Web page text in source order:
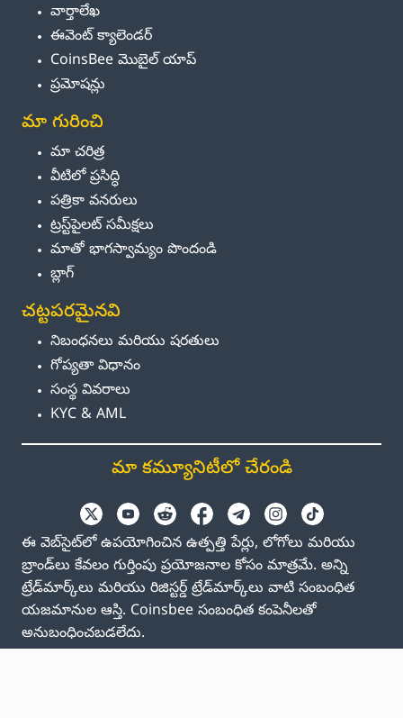
వార్తాలేఖ
ఈవెంట్ క్యాలెండర్
CoinsBee మొబైల్ యాప్
ప్రమోషన్లు
మా గురించి
మా చరిత్ర
వీటిలో ప్రసిద్ధి
పత్రికా వనరులు
ట్రస్ట్‌పైలట్ సమీక్షలు
మాతో భాగస్వామ్యం పొందండి
బ్లాగ్
చట్టపరమైనవి
నిబంధనలు మరియు షరతులు
గోప్యతా విధానం
సంస్థ వివరాలు
KYC & AML
మా కమ్యూనిటీలో చేరండి
ఈ వెబ్‌సైట్‌లో ఉపయోగించిన ఉత్పత్తి పేర్లు, లోగోలు మరియు
బ్రాండ్‌లు కేవలం గుర్తింపు ప్రయోజనాల కోసం మాత్రమే. అన్ని
ట్రేడ్‌మార్క్‌లు మరియు రిజిస్టర్డ్ ట్రేడ్‌మార్క్‌లు వాటి సంబంధిత
యజమానుల ఆస్తి. Coinsbee సంబంధిత కంపెనీలతో
అనుబంధించబడలేదు.